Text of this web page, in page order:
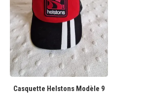
Casquette Helstons Modèle 9